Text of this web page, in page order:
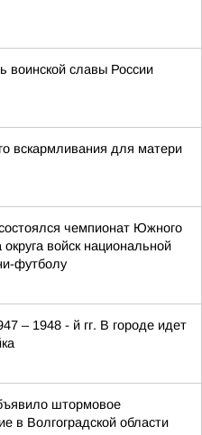
воинской славы России
вскармливания для матери
чемпионат Южного
войск национальной
футболу
– 1948 - й гг. В городе идет
штормовое
в Волгоградской области